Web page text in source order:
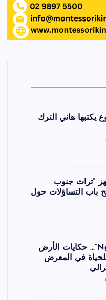
يكتبها هاني الترك
“تراث جنوب
باب التساؤلات حول
“Ngura Puḻka”… حكايات الأرض
في المعرض